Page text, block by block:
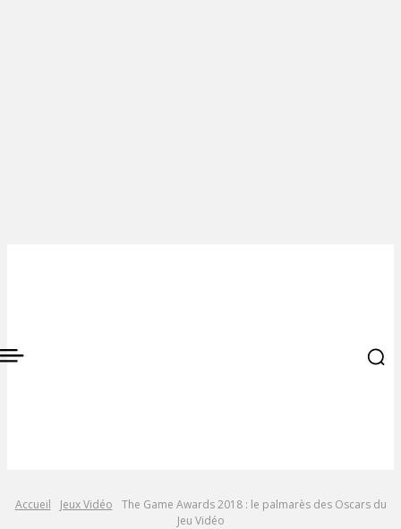
Accueil Jeux Vidéo
The Game Awards 2018 : le palmarès des Oscars du
Jeu Vidéo